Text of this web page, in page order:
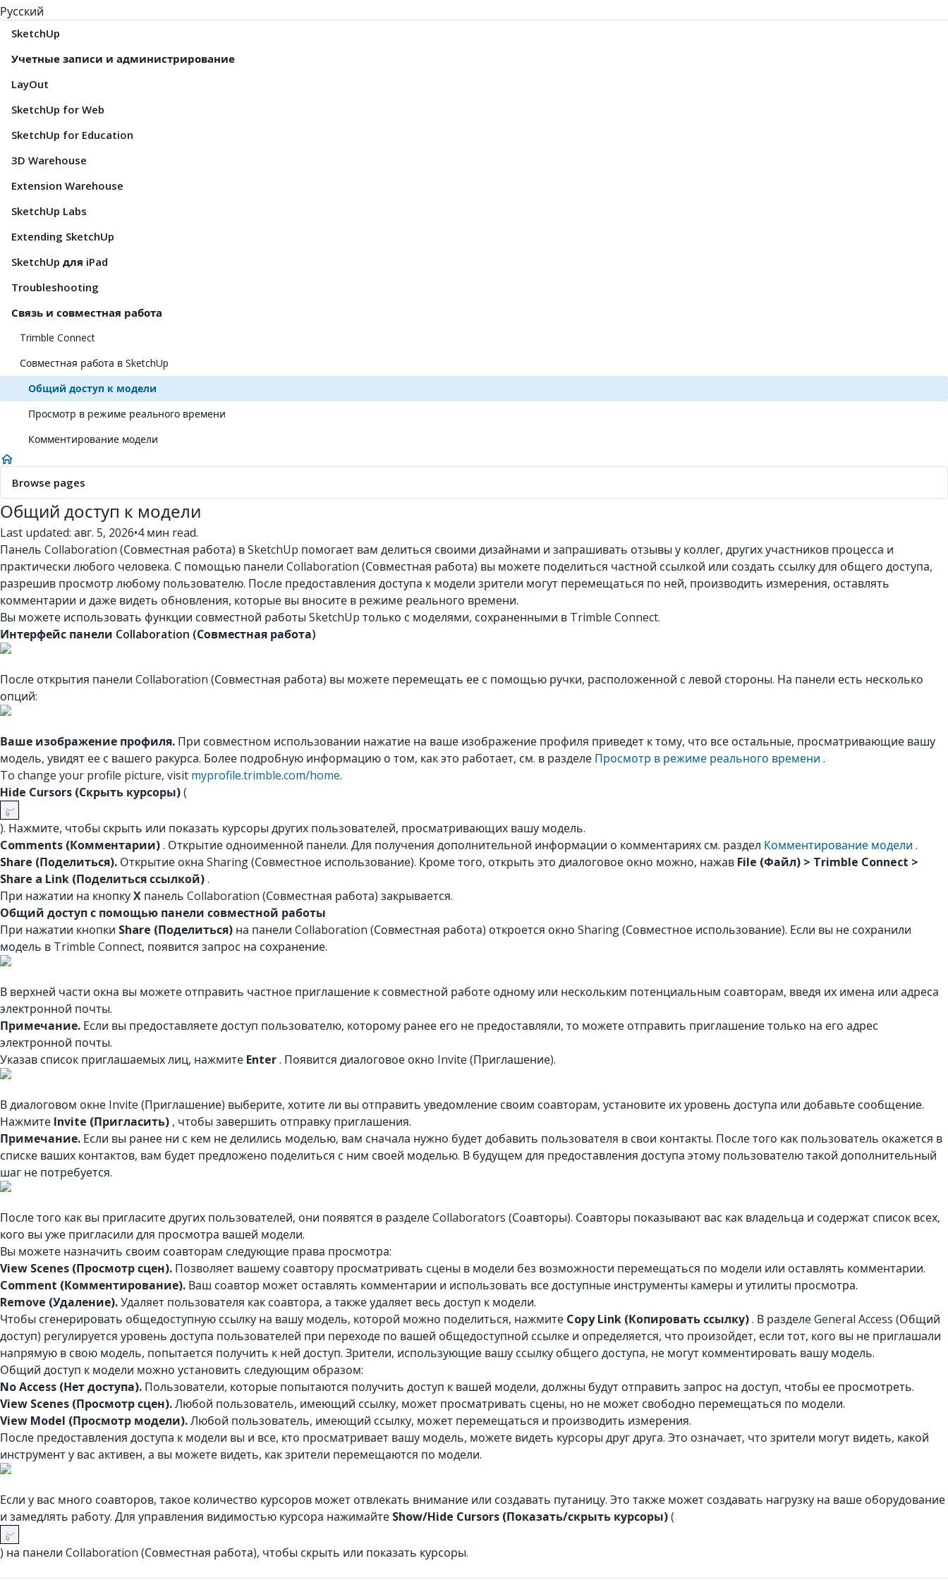
Русский
SketchUp
Учетные записи и администрирование
LayOut
SketchUp for Web
SketchUp for Education
3D Warehouse
Extension Warehouse
SketchUp Labs
Extending SketchUp
SketchUp для iPad
Troubleshooting
Связь и совместная работа
Trimble Connect
Совместная работа в SketchUp
Общий доступ к модели
Просмотр в режиме реального времени
Комментирование модели
Browse pages
Общий доступ к модели
Last updated: авг. 5, 2026•4 мин read.
Панель Collaboration (Совместная работа) в SketchUp помогает вам делиться своими дизайнами и запрашивать отзывы у коллег, других участников процесса и
практически любого человека. С помощью панели Collaboration (Совместная работа) вы можете поделиться частной ссылкой или создать ссылку для общего доступа,
разрешив просмотр любому пользователю. После предоставления доступа к модели зрители могут перемещаться по ней, производить измерения, оставлять
комментарии и даже видеть обновления, которые вы вносите в режиме реального времени.
Вы можете использовать функции совместной работы SketchUp только с моделями, сохраненными в Trimble Connect.
Интерфейс панели Collaboration (Совместная работа)
После открытия панели Collaboration (Совместная работа) вы можете перемещать ее с помощью ручки, расположенной с левой стороны. На панели есть несколько
опций:
Ваше изображение профиля. При совместном использовании нажатие на ваше изображение профиля приведет к тому, что все остальные, просматривающие вашу
модель, увидят ее с вашего ракурса. Более подробную информацию о том, как это работает, см. в разделе Просмотр в режиме реального времени .
To change your profile picture, visit myprofile.trimble.com/home.
Hide Cursors (Скрыть курсоры)(
). Нажмите, чтобы скрыть или показать курсоры других пользователей, просматривающих вашу модель.
Comments (Комментарии). Открытие одноименной панели. Для получения дополнительной информации о комментариях см. раздел Комментирование модели .
Share (Поделиться). Открытие окна Sharing (Совместное использование). Кроме того, открыть это диалоговое окно можно, нажав File (Файл) > Trimble Connect >
Share a Link (Поделиться ссылкой).
При нажатии на кнопкуX панель Collaboration (Совместная работа) закрывается.
Общий доступ с помощью панели совместной работы
При нажатии кнопки Share (Поделиться) на панели Collaboration (Совместная работа) откроется окно Sharing (Совместное использование). Если вы не сохранили
модель в Trimble Connect, появится запрос на сохранение.
В верхней части окна вы можете отправить частное приглашение к совместной работе одному или нескольким потенциальным соавторам, введя их имена или адреса
электронной почты.
Примечание. Если вы предоставляете доступ пользователю, которому ранее его не предоставляли, то можете отправить приглашение только на его адрес
электронной почты.
Указав список приглашаемых лиц, нажмите Enter. Появится диалоговое окно Invite (Приглашение).
В диалоговом окне Invite (Приглашение) выберите, хотите ли вы отправить уведомление своим соавторам, установите их уровень доступа или добавьте сообщение.
Нажмите Invite (Пригласить) , чтобы завершить отправку приглашения.
Примечание. Если вы ранее ни с кем не делились моделью, вам сначала нужно будет добавить пользователя в свои контакты. После того как пользователь окажется в
списке ваших контактов, вам будет предложено поделиться с ним своей моделью. В будущем для предоставления доступа этому пользователю такой дополнительный
шаг не потребуется.
После того как вы пригласите других пользователей, они появятся в разделе Collaborators (Соавторы). Соавторы показывают вас как владельца и содержат список всех,
кого вы уже пригласили для просмотра вашей модели.
Вы можете назначить своим соавторам следующие права просмотра:
View Scenes (Просмотр сцен). Позволяет вашему соавтору просматривать сцены в модели без возможности перемещаться по модели или оставлять комментарии.
Comment (Комментирование). Ваш соавтор может оставлять комментарии и использовать все доступные инструменты камеры и утилиты просмотра.
Remove (Удаление).Удаляет пользователя как соавтора, а также удаляет весь доступ к модели.
Чтобы сгенерировать общедоступную ссылку на вашу модель, которой можно поделиться, нажмите Copy Link (Копировать ссылку). В разделе General Access (Общий
доступ) регулируется уровень доступа пользователей при переходе по вашей общедоступной ссылке и определяется, что произойдет, если тот, кого вы не приглашали
напрямую в свою модель, попытается получить к ней доступ. Зрители, использующие вашу ссылку общего доступа, не могут комментировать вашу модель.
Общий доступ к модели можно установить следующим образом:
No Access (Нет доступа). Пользователи, которые попытаются получить доступ к вашей модели, должны будут отправить запрос на доступ, чтобы ее просмотреть.
View Scenes (Просмотр сцен).Любой пользователь, имеющий ссылку, может просматривать сцены, но не может свободно перемещаться по модели.
View Model (Просмотр модели).Любой пользователь, имеющий ссылку, может перемещаться и производить измерения.
После предоставления доступа к модели вы и все, кто просматривает вашу модель, можете видеть курсоры друг друга. Это означает, что зрители могут видеть, какой
инструмент у вас активен, а вы можете видеть, как зрители перемещаются по модели.
Если у вас много соавторов, такое количество курсоров может отвлекать внимание или создавать путаницу. Это также может создавать нагрузку на ваше оборудование
и замедлять работу. Для управления видимостью курсора нажимайте Show/Hide Cursors (Показать/скрыть курсоры)(
) на панели Collaboration (Совместная работа), чтобы скрыть или показать курсоры.